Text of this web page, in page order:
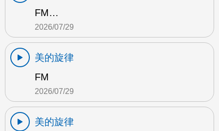
FM…
2026/07/29
美的旋律
FM
2026/07/29
美的旋律